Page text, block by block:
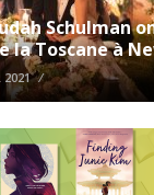
Schulman
la Toscane à
2021